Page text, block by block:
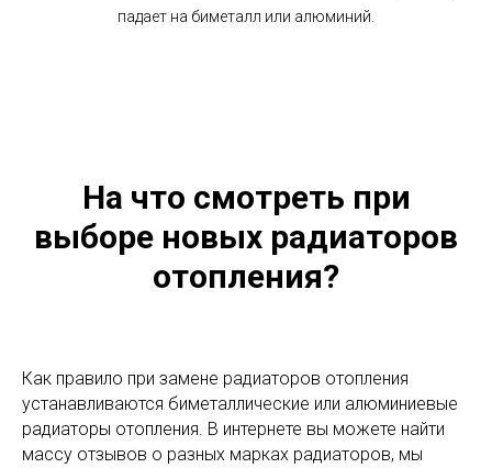
падает на биметалл или алюминий.
На что смотреть при
выборе новых радиаторов
отопления?
Как правило при замене радиаторов отопления
устанавливаются биметаллические или алюминиевые
радиаторы отопления. В интернете вы можете найти
массу отзывов о разных марках радиаторов, мы